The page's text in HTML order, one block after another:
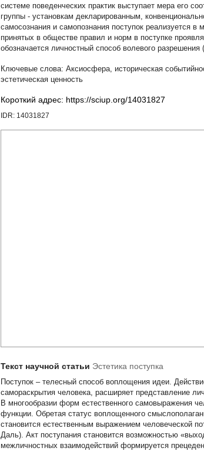
системе поведенческих практик выступает мера его
группы - установкам декларированным,
самосознания и самопознания поступок реализуется
принятых в обществе правил и норм в поступке
обозначается личностный способ волевого
Аксиосфера, историческая
эстетическая ценность
Короткий адрес: https://sciup.org/14031827
IDR: 14031827
Текст научной статьи Эстетика поступка
Поступок – телесный способ воплощения идеи.
самораскрытия человека, расширяет представление
В многообразии форм естественного самовыражения
функции. Обретая статус воплощенного
становится естественным выражением человеческой
Даль). Акт поступания становится возможностью
межличностных взаимодействий формируется